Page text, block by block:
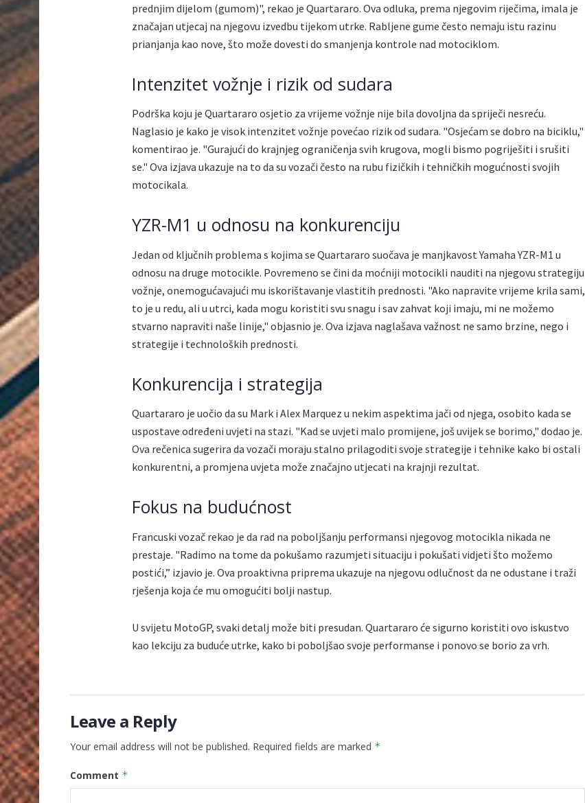
prednjim dijelom (gumom)", rekao je Quartararo. Ova odluka, prema njegovim riječima, imala je
značajan utjecaj na njegovu izvedbu tijekom utrke. Rabljene gume često nemaju istu razinu
prianjanja kao nove, što može dovesti do smanjenja kontrole nad motociklom.
Intenzitet vožnje i rizik od sudara
Podrška koju je Quartararo osjetio za vrijeme vožnje nije bila dovoljna da spriječi nesreću.
Naglasio je kako je visok intenzitet vožnje povećao rizik od sudara. "Osjećam se dobro na biciklu,"
komentirao je. "Gurajući do krajnjeg ograničenja svih krugova, mogli bismo pogriješiti i srušiti
se." Ova izjava ukazuje na to da su vozači često na rubu fizičkih i tehničkih mogućnosti svojih
motocikala.
YZR-M1 u odnosu na konkurenciju
Jedan od ključnih problema s kojima se Quartararo suočava je manjkavost Yamaha YZR-M1 u
odnosu na druge motocikle. Povremeno se čini da moćniji motocikli nauditi na njegovu strategiju
vožnje, onemogućavajući mu iskorištavanje vlastitih prednosti. "Ako napravite vrijeme krila sami,
to je u redu, ali u utrci, kada mogu koristiti svu snagu i sav zahvat koji imaju, mi ne možemo
stvarno napraviti naše linije," objasnio je. Ova izjava naglašava važnost ne samo brzine, nego i
strategije i technoloških prednosti.
Konkurencija i strategija
Quartararo je uočio da su Mark i Alex Marquez u nekim aspektima jači od njega, osobito kada se
uspostave određeni uvjeti na stazi. "Kad se uvjeti malo promijene, još uvijek se borimo," dodao je.
Ova rečenica sugerira da vozači moraju stalno prilagoditi svoje strategije i tehnike kako bi ostali
konkurentni, a promjena uvjeta može značajno utjecati na krajnji rezultat.
Fokus na budućnost
Francuski vozač rekao je da rad na poboljšanju performansi njegovog motocikla nikada ne
prestaje. "Radimo na tome da pokušamo razumjeti situaciju i pokušati vidjeti što možemo
postići,” izjavio je. Ova proaktivna priprema ukazuje na njegovu odlučnost da ne odustane i traži
rješenja koja će mu omogućiti bolji nastup.
U svijetu MotoGP, svaki detalj može biti presudan. Quartararo će sigurno koristiti ovo iskustvo
kao lekciju za buduće utrke, kako bi poboljšao svoje performanse i ponovo se borio za vrh.
Leave a Reply
Your email address will not be published. Required fields are marked *
Comment *